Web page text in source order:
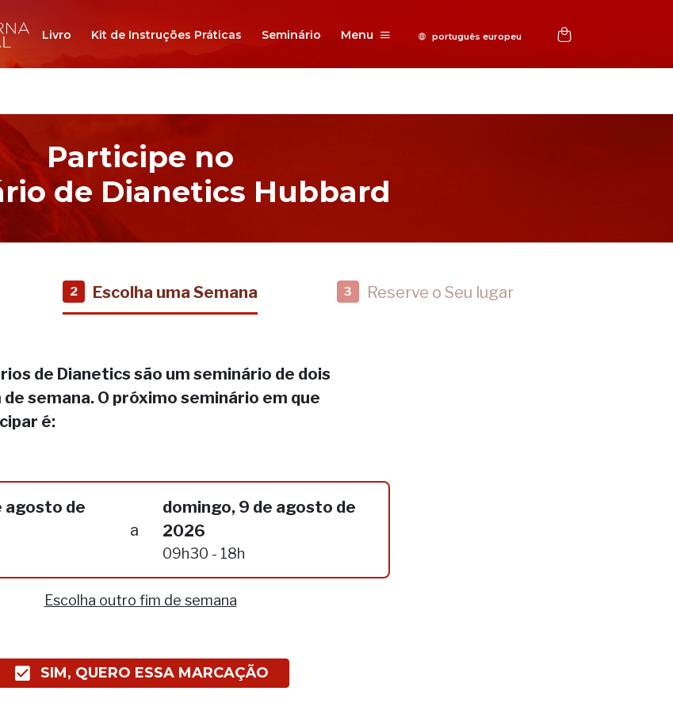
Livro Kit de Instruções Práticas Seminário Menu
Participe no
de Dianetics Hubbard
2 Escolha uma Semana 3 Reserve o Seu lugar
de Dianetics são um seminário de dois
de semana. O próximo seminário em que
é:
agosto de
a
domingo, 9 de agosto de
2026
09h30 - 18h
Escolha outro fim de semana
SIM, QUERO ESSA MARCAÇÃO